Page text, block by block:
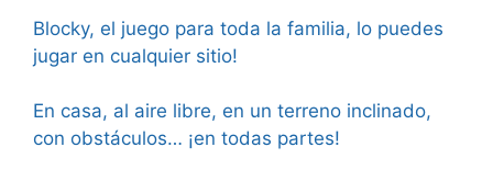
Blocky, el juego para toda la familia, lo puedes
jugar en cualquier sitio!
En casa, al aire libre, en un terreno inclinado,
con obstáculos… ¡en todas partes!